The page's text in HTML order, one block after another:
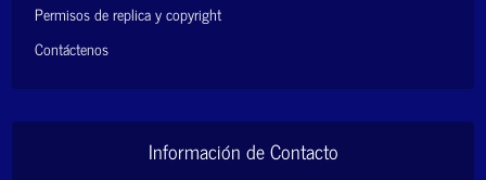
Permisos de replica y copyright
Contáctenos
Información de Contacto